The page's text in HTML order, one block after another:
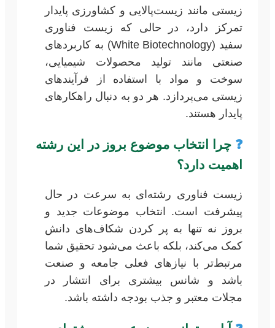
زیستی مانند زیست‌پالایی و کشاورزی پایدار
تمرکز دارد، در حالی که زیست فناوری
سفید (White Biotechnology) به کاربردهای
صنعتی مانند تولید محصولات شیمیایی،
سوخت و مواد با استفاده از فرآیندهای
زیستی می‌پردازد. هر دو به دنبال راهکارهای
پایدار هستند.
❓ چرا انتخاب موضوع بروز در این رشته
اهمیت دارد؟
زیست فناوری رشته‌ای به سرعت در حال
پیشرفت است. انتخاب موضوعات جدید و
بروز نه تنها به پر کردن شکاف‌های دانش
کمک می‌کند، بلکه باعث می‌شود تحقیق شما
مرتبط‌تر با نیازهای فعلی جامعه و صنعت
باشد و شانس بیشتری برای انتشار در
مجلات معتبر و جذب بودجه داشته باشد.